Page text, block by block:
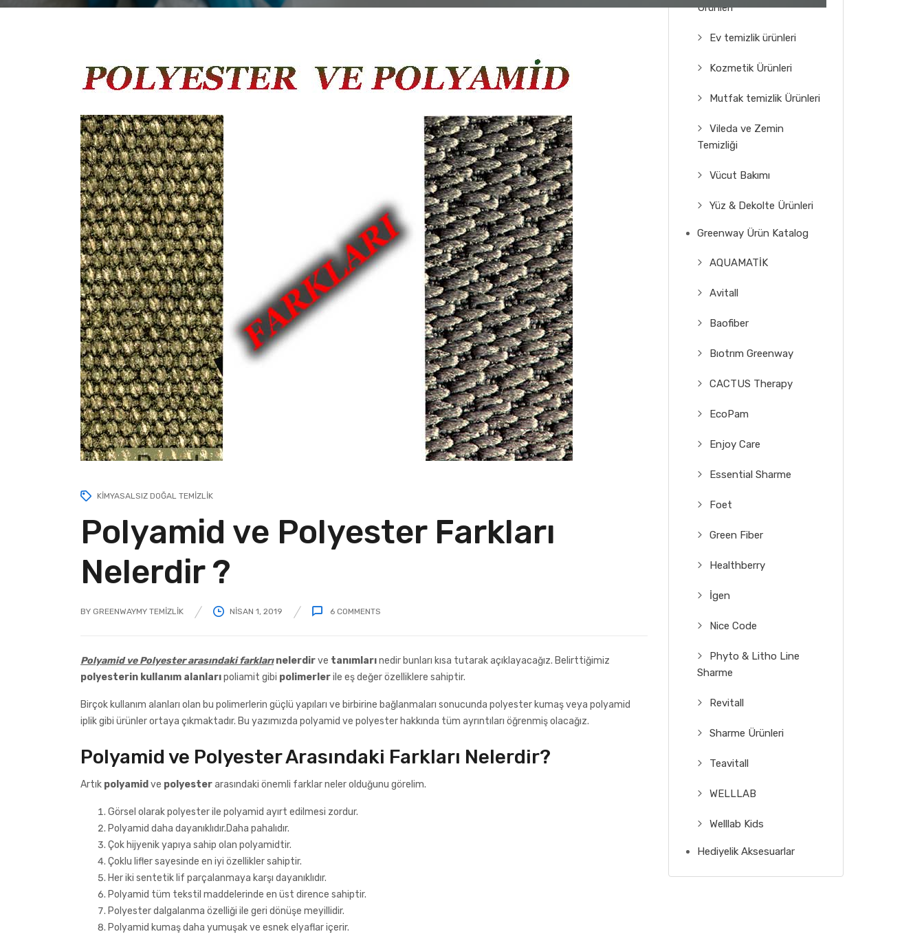
Ürünleri
Ev temizlik ürünleri
Kozmetik Ürünleri
Mutfak temizlik Ürünleri
Vileda ve Zemin
Temizliği
Vücut Bakımı
Yüz & Dekolte Ürünleri
Greenway Ürün Katalog
AQUAMATİK
Avitall
Baofiber
Bıotrım Greenway
CACTUS Therapy
EcoPam
Enjoy Care
Essential Sharme
Foet
Green Fiber
Healthberry
İgen
Nice Code
Phyto & Litho Line
Sharme
Revitall
Sharme Ürünleri
Teavitall
WELLLAB
Welllab Kids
Hediyelik Aksesuarlar
KIMYASALSIZ DOĞAL TEMIZLIK
Polyamid ve Polyester Farkları
Nelerdir ?
BY GREENWAYMY TEMIZLIK
POSTED
NISAN 1, 2019 6 COMMENTS
Polyamid ve Polyester arasındaki farklarınelerdirve tanımlarınedir bunları kısa tutarak açıklayacağız. Belirttiğimiz
polyesterin kullanım alanlarıpoliamit gibi polimerlerile eş değer özelliklere sahiptir.
Birçok kullanım alanları olan bu polimerlerin güçlü yapıları ve birbirine bağlanmaları sonucunda polyester kumaş veya polyamid
iplik gibi ürünler ortaya çıkmaktadır. Bu yazımızda polyamid ve polyester hakkında tüm ayrıntıları öğrenmiş olacağız.
Polyamid ve Polyester Arasındaki Farkları Nelerdir?
Artık polyamid ve polyesterarasındaki önemli farklar neler olduğunu görelim.
Görsel olarak polyester ile polyamid ayırt edilmesi zordur.
Polyamid daha dayanıklıdır.Daha pahalıdır.
Çok hijyenik yapıya sahip olan polyamidtir.
Çoklu lifler sayesinde en iyi özellikler sahiptir.
Her iki sentetik lif parçalanmaya karşı dayanıklıdır.
Polyamid tüm tekstil maddelerinde en üst dirence sahiptir.
Polyester dalgalanma özelliği ile geri dönüşe meyillidir.
Polyamid kumaş daha yumuşak ve esnek elyaflar içerir.